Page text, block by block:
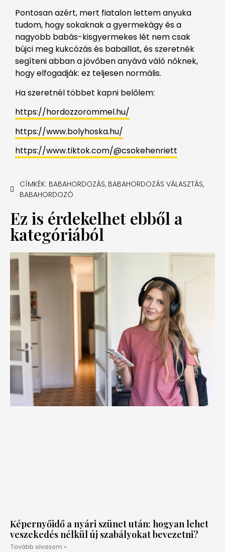
Pontosan azért, mert fiatalon lettem anyuka
tudom, hogy sokaknak a gyermekágy és a
nagyobb babás-kisgyermekes lét nem csak
bújci meg kukcózás és babaillat, és szeretnék
segíteni abban a jövőben anyává váló nőknek,
hogy elfogadják: ez teljesen normális.
Ha szeretnél többet kapni belőlem:
https://hordozzorommel.hu/
https://www.bolyhoska.hu/
https://www.tiktok.com/@csokehenriett
CÍMKÉK: BABAHORDOZÁS, BABAHORDOZÁS VÁLASZTÁS,
BABAHORDOZÓ
Ez is érdekelhet ebből a
kategóriából
Képernyőidő a nyári szünet után: hogyan lehet
veszekedés nélkül új szabályokat bevezetni?
Tovább olvasom »